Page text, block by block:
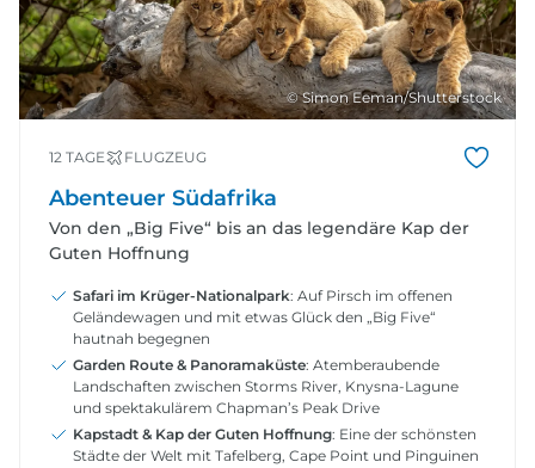
© Simon Eeman/Shutterstock
12 TAGE FLUGZEUG
Abenteuer Südafrika
Von den „Big Five“ bis an das legendäre Kap der
Guten Hoffnung
Safari im Krüger-Nationalpark: Auf Pirsch im offenen
Geländewagen und mit etwas Glück den „Big Five“
hautnah begegnen
Garden Route & Panoramaküste: Atemberaubende
Landschaften zwischen Storms River, Knysna-Lagune
und spektakulärem Chapman’s Peak Drive
Kapstadt & Kap der Guten Hoffnung: Eine der schönsten
Städte der Welt mit Tafelberg, Cape Point und Pinguinen